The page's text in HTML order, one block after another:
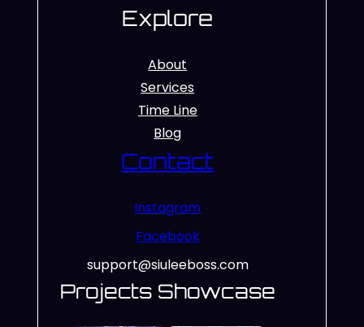
Explore
About
Services
Time Line
Blog
Contact
Instagram
Facebook
support@siuleeboss.com
Projects Showcase